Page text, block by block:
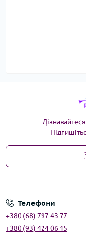
Телефони
+380 (68) 797 43 77
+380 (93) 424 06 15